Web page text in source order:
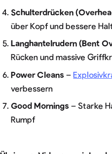
Schulterdrücken
über Kopf und bessere
Langhantelrudern (Bent
Rücken und massive
Power Cleans –
verbessern
Good Mornings – Starke
Rumpf